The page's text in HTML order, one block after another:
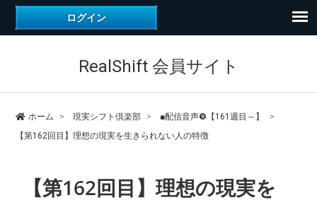
RealShift 会員サイト
ホーム 現実シフト倶楽部
■配信音声❾【161週目～】
【第162回目】理想の現実を生きられない人の特徴
【第162回目】理想の現実を